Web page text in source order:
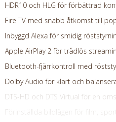
HDR10 och HLG för förbättrad
Fire TV med snabb åtkomst till
Inbyggd Alexa för smidig
Apple AirPlay 2 för trådlös
Bluetooth-fjärrkontroll med
Dolby Audio för klart och
DTS-HD och DTS Virtual för en
Förinställda bildlägen för film,